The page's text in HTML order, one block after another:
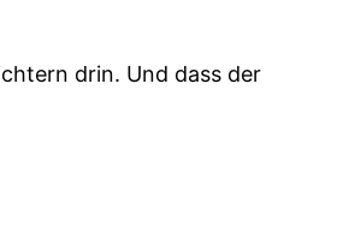
drin. Und dass der